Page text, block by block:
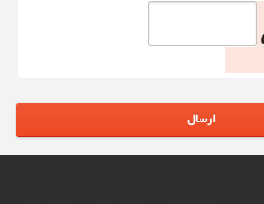
ارسال